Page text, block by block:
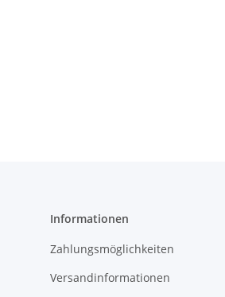
Informationen
Zahlungsmöglichkeiten
Versandinformationen